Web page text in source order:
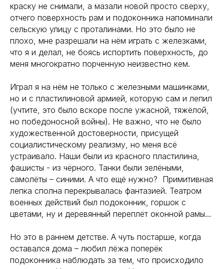
краску не снимали, а мазали новой просто сверху,
отчего поверхность рам и подоконника напоминали
сельскую улицу с проталинами. Но это было не
плохо, мне разрешали на нём играть с железками,
что я и делал, не боясь испортить поверхность, до
меня многократно порченную неизвестно кем.
Играл я на нём не только с железными машинками,
но и с пластилиновой армией, которую сам и лепил
(учтите, это было вскоре после ужасной, тяжёлой,
но победоносной войны). Не важно, что не было
художественной достоверности, присущей
социалистическому реализму, но меня всё
устраивало. Наши были из красного пластилина,
фашисты - из чёрного. Танки были зелёными,
самолёты – синими. А что ещё нужно? Примитивная
лепка сполна перекрывалась фантазией. Театром
военных действий был подоконник, горшок с
цветами, ну и деревянный переплёт оконной рамы…
Но это в раннем детстве. А чуть постарше, когда
оставался дома – любил лёжа поперёк
подоконника наблюдать за тем, что происходило